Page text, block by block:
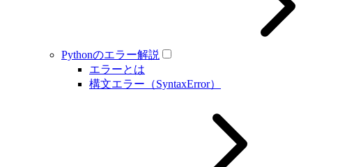
Pythonのエラー解説
エラーとは
構文エラー（SyntaxError）